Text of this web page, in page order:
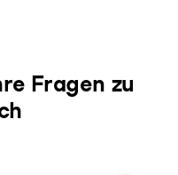
Fragen zu